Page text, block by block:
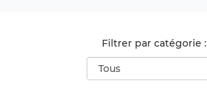
Filtrer par catégorie :